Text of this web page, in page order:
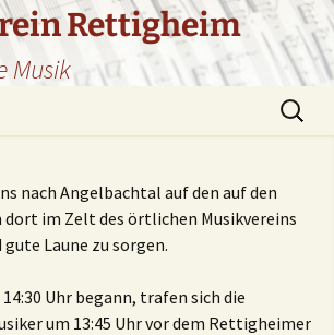
Rettigheim
Musik
Suchen
nach:
nach Angelbachtal auf den auf den
im Zelt des örtlichen Musikvereins
Laune zu sorgen.
Uhr begann, trafen sich die
um 13:45 Uhr vor dem Rettigheimer